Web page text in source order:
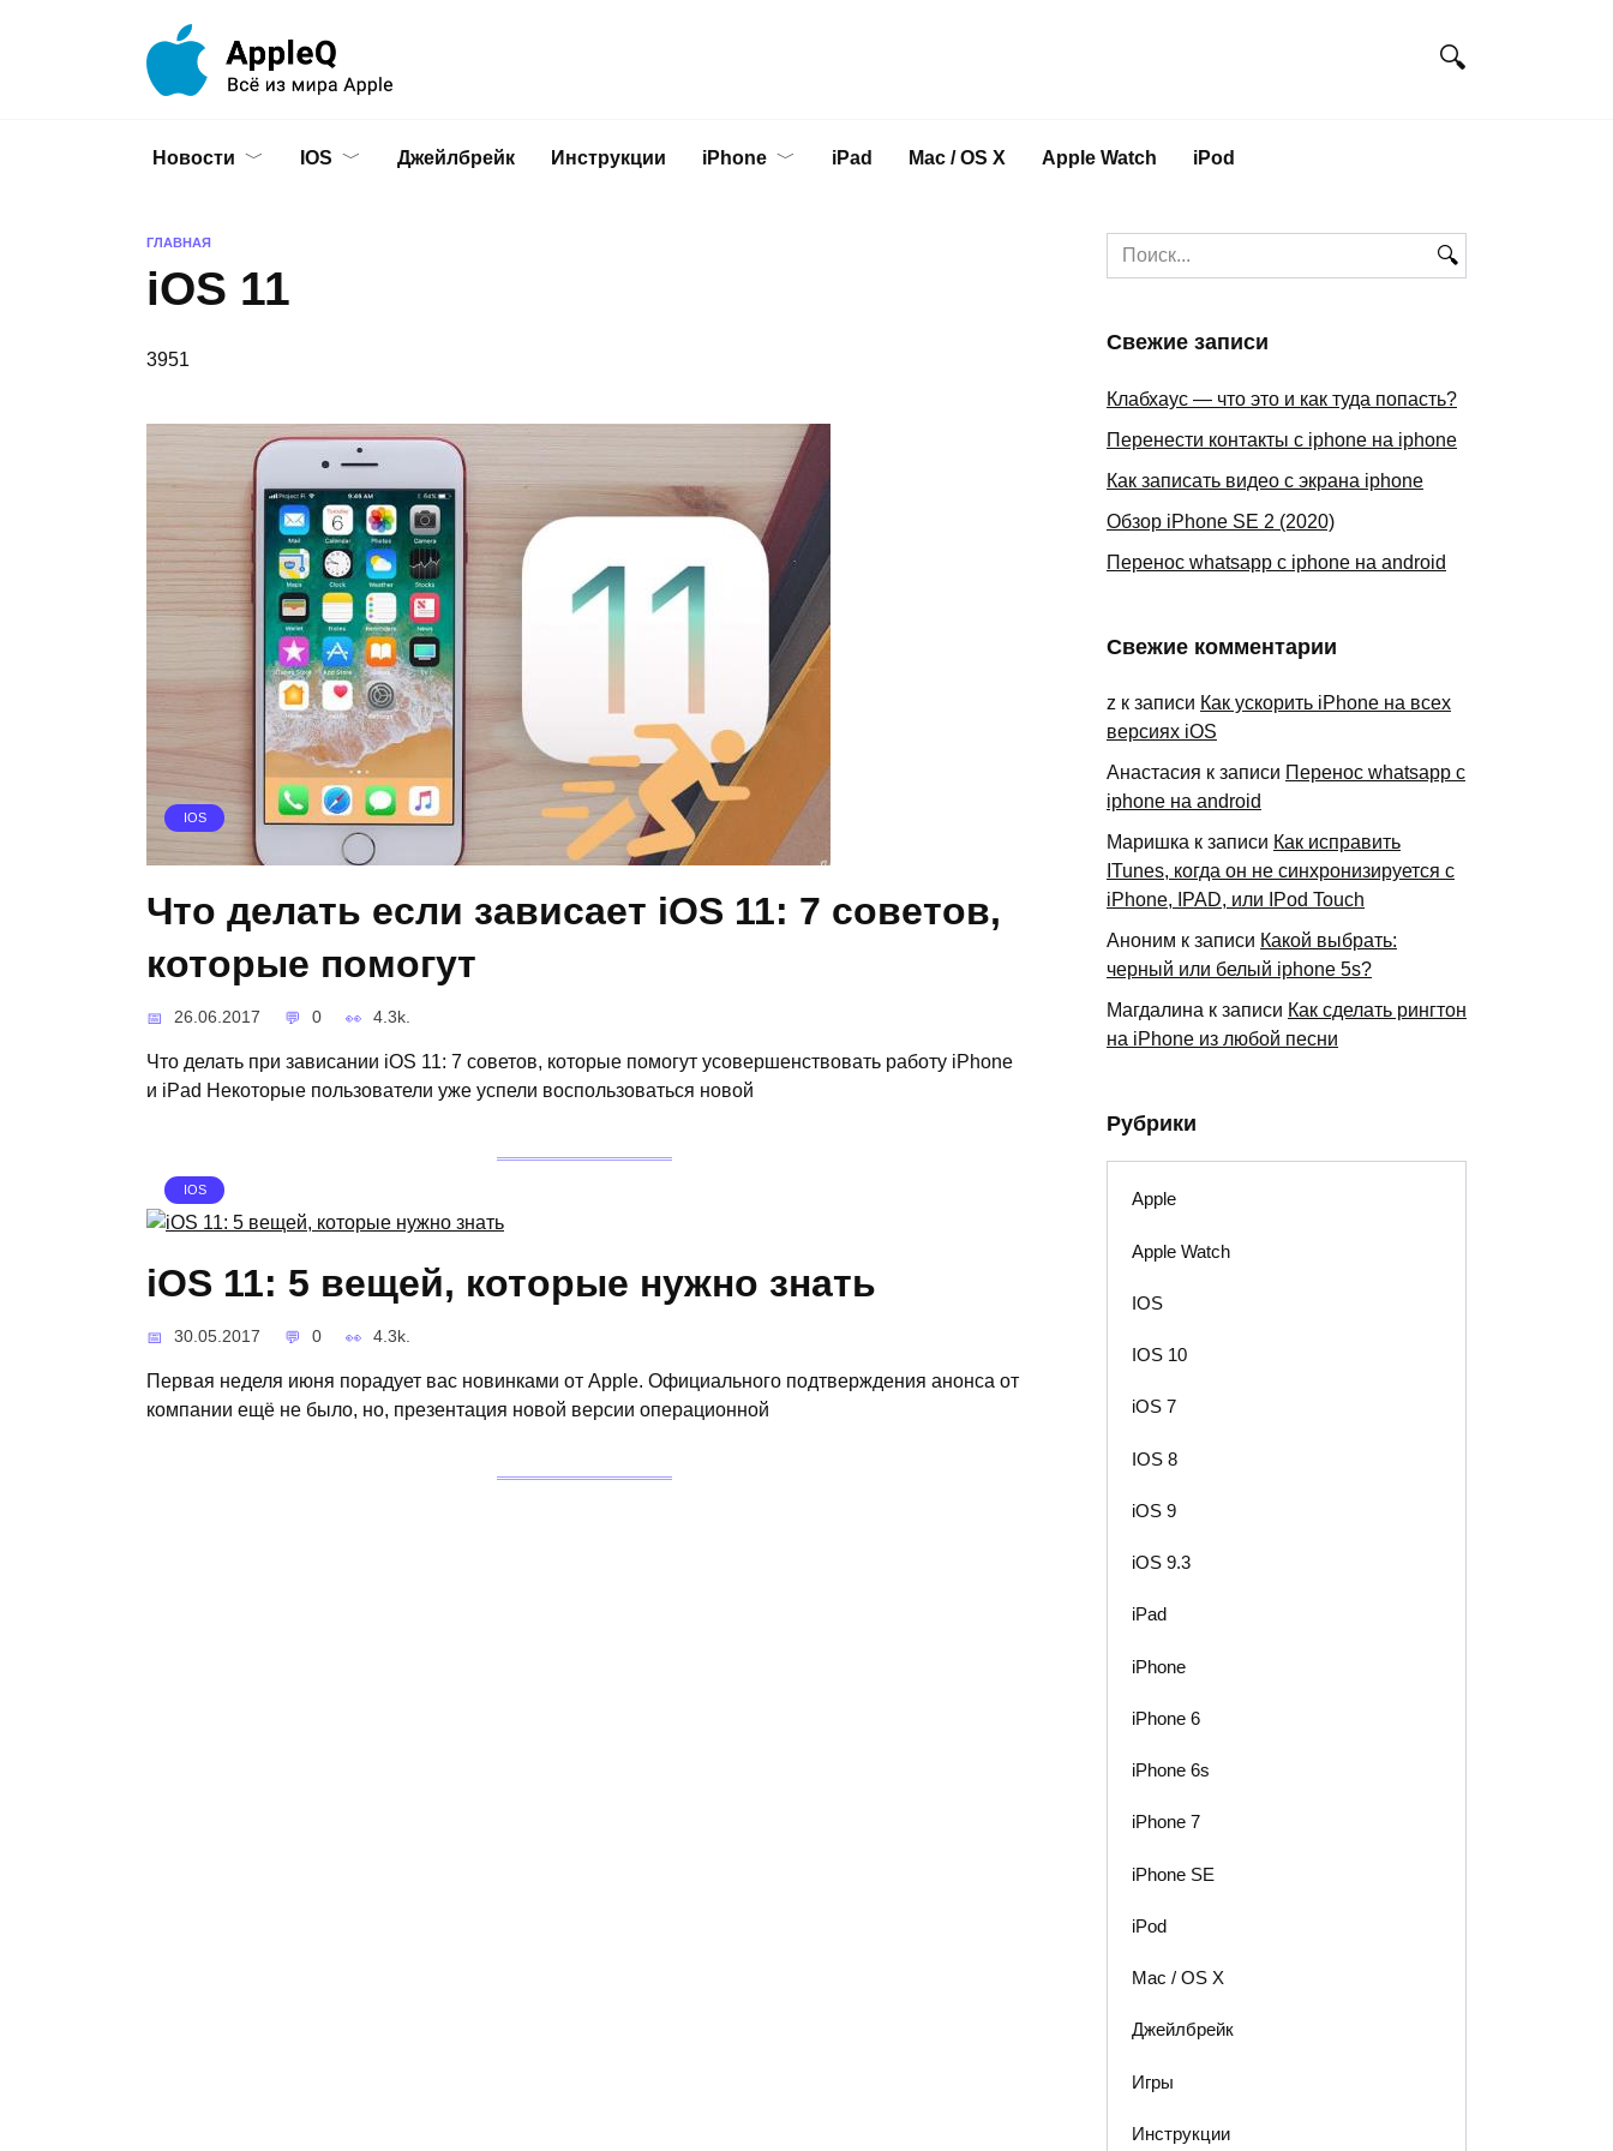
Новости IOS Джейлбрейк Инструкции iPhone iPad Mac / OS X Apple Watch iPod
ГЛАВНАЯ
iOS 11
3951
IOS
Что делать если зависает iOS 11: 7 советов,
которые помогут
26.06.2017 0 4.3k.
Что делать при зависании iOS 11: 7 советов, которые помогут усовершенствовать работу iPhone
и iPad Некоторые пользователи уже успели воспользоваться новой
IOS
iOS 11: 5 вещей, которые нужно знать
30.05.2017 0 4.3k.
Первая неделя июня порадует вас новинками от Apple. Официального подтверждения анонса от
компании ещё не было, но, презентация новой версии операционной
Search
for:
Свежие записи
Клабхаус — что это и как туда попасть?
Перенести контакты с iphone на iphone
Как записать видео с экрана iphone
Обзор iPhone SE 2 (2020)
Перенос whatsapp с iphone на android
Свежие комментарии
z к записи Как ускорить iPhone на всех
версиях iOS
Анастасия к записи Перенос whatsapp с
iphone на android
Маришка к записи Как исправить
ITunes, когда он не синхронизируется с
iPhone, IPAD, или IPod Touch
Аноним к записи Какой выбрать:
черный или белый iphone 5s?
Магдалина к записи Как сделать рингтон
на iPhone из любой песни
Рубрики
Apple
Apple Watch
IOS
IOS 10
iOS 7
IOS 8
iOS 9
iOS 9.3
iPad
iPhone
iPhone 6
iPhone 6s
iPhone 7
iPhone SE
iPod
Mac / OS X
Джейлбрейк
Игры
Инструкции